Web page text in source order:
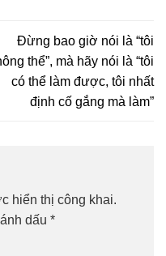
Đừng bao giờ nói là “tôi
thể”, mà hãy nói là “tôi
có thể làm được, tôi nhất
định cố gắng mà làm”
hiển thị công khai.
dấu *